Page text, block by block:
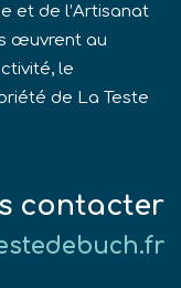
et de l’Artisanat
œuvrent au
le
de La Teste
contacter